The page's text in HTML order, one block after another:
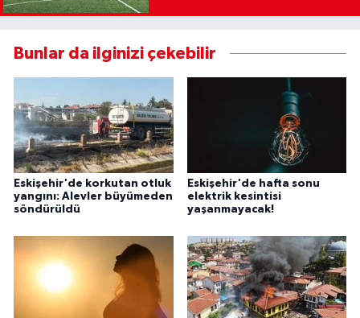
Bunlar da ilginizi çekebilir
Eskişehir'de korkutan otluk
yangını: Alevler büyümeden
söndürüldü
Eskişehir'de hafta sonu
elektrik kesintisi
yaşanmayacak!